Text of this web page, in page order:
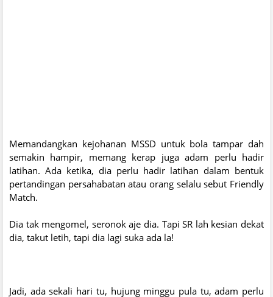
Memandangkan kejohanan MSSD untuk bola tampar dah
semakin hampir, memang kerap juga adam perlu hadir
latihan. Ada ketika, dia perlu hadir latihan dalam bentuk
pertandingan persahabatan atau orang selalu sebut Friendly
Match.
Dia tak mengomel, seronok aje dia. Tapi SR lah kesian dekat
dia, takut letih, tapi dia lagi suka ada la!
Jadi, ada sekali hari tu, hujung minggu pula tu, adam perlu